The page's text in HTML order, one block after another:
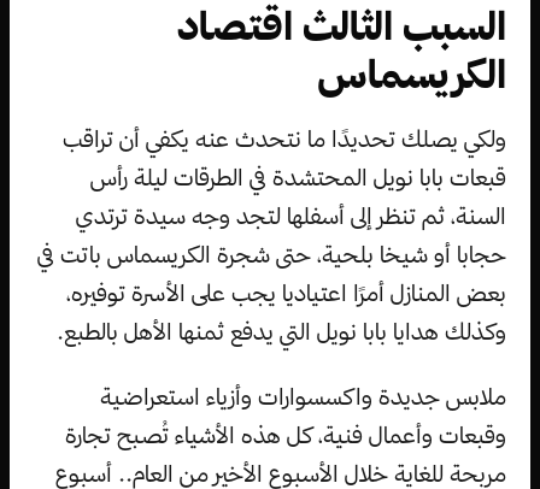
السبب الثالث اقتصاد
الكريسماس
ولكي يصلك تحديدًا ما نتحدث عنه يكفي أن تراقب
قبعات بابا نويل المحتشدة في الطرقات ليلة رأس
السنة، ثم تنظر إلى أسفلها لتجد وجه سيدة ترتدي
حجابا أو شيخا بلحية، حتى شجرة الكريسماس باتت في
بعض المنازل أمرًا اعتياديا يجب على الأسرة توفيره،
وكذلك هدايا بابا نويل التي يدفع ثمنها الأهل بالطبع.
ملابس جديدة واكسسوارات وأزياء استعراضية
وقبعات وأعمال فنية، كل هذه الأشياء تُصبح تجارة
مربحة للغاية خلال الأسبوع الأخير من العام.. أسبوع